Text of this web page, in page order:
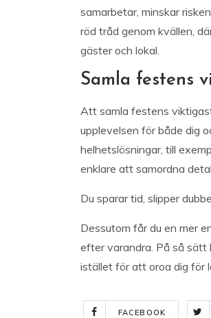
samarbetar, minskar
röd tråd genom kvällen,
gäster och lokal.
Samla festens
Att samla festens
upplevelsen för både dig
helhetslösningar, till
enklare att samordna
Du sparar tid, slipper
Dessutom får du en mer
efter varandra. På så sätt
istället för att oroa dig för
FACEBOOK